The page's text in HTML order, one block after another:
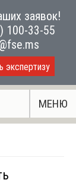
заявок!
100-33-55
экспертизу
МЕНЮ